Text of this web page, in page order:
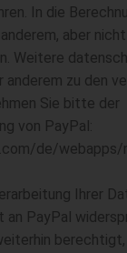
In die
aber
Weitere
anderem zu den
Sie bitte der
von PayPal:
de/
Ihrer
an PayPal
berechtigt,